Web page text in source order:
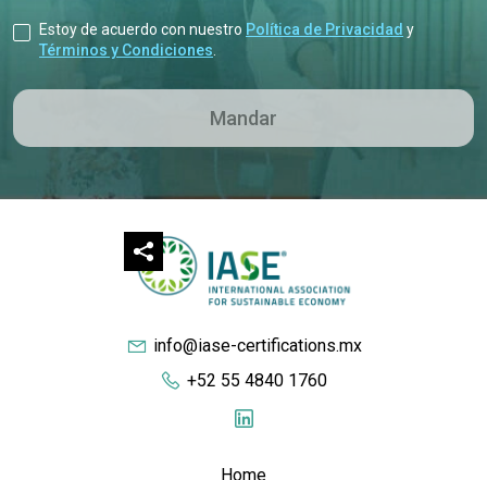
Estoy de acuerdo con nuestro Política de Privacidad y
Términos y Condiciones
info@iase-certifications.mx
+52 55 4840 1760
Home